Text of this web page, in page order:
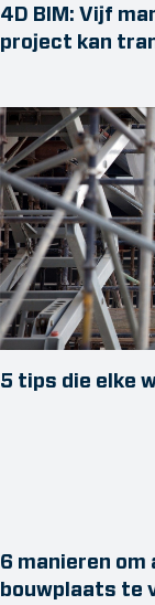
4D BIM: Vijf
project kan
5 tips die elke
6 manieren om
bouwplaats te